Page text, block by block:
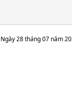
28 tháng 07 năm